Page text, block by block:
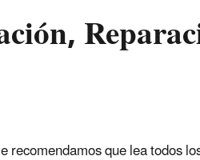
que lea todos